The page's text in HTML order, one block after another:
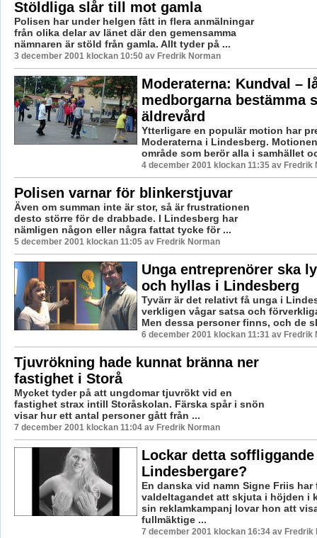
Stöldliga slår till mot gamla
Polisen har under helgen fått in flera anmälningar
från olika delar av länet där den gemensamma
nämnaren är stöld från gamla. Allt tyder på ...
3 december 2001 klockan 10:50 av Fredrik Norman
Moderaterna: Kundval –
medborgarna bestämma
äldrevård
Ytterligare en populär motion har
Moderaterna i Lindesberg.
område som berör alla i samhället
4 december 2001 klockan 11:35 av Fredrik
Polisen varnar för blinkerstjuvar
Även om summan inte är stor, så är frustrationen
desto större för de drabbade. I Lindesberg har
nämligen någon eller några fattat tycke för ...
5 december 2001 klockan 11:05 av Fredrik Norman
Unga entreprenörer ska
och hyllas i Lindesberg
Tyvärr är det relativt få unga i
verkligen vågar satsa och
Men dessa personer finns, och de
6 december 2001 klockan 11:31 av Fredrik
Tjuvrökning hade kunnat bränna ner
fastighet i Storå
Mycket tyder på att ungdomar tjuvrökt vid en
fastighet strax intill Storåskolan. Färska spår i snön
visar hur ett antal personer gått från ...
7 december 2001 klockan 11:04 av Fredrik Norman
Lockar detta soffliggande
Lindesbergare?
En danska vid namn Signe Friis har
valdeltagandet att skjuta i höjden i
sin reklamkampanj lovar hon att
fullmäktige ...
7 december 2001 klockan 16:34 av Fredrik